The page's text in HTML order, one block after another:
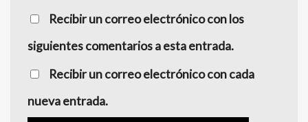
Recibir un correo electrónico con los
siguientes comentarios a esta entrada.
Recibir un correo electrónico con cada
nueva entrada.